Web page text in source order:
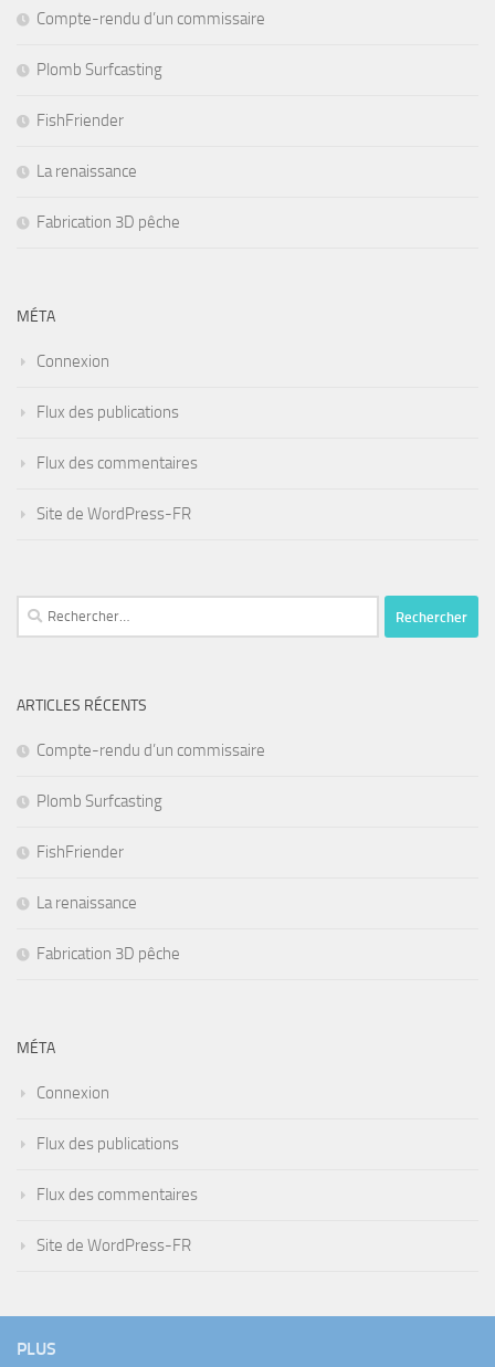
Compte-rendu d’un commissaire
Plomb Surfcasting
FishFriender
La renaissance
Fabrication 3D pêche
MÉTA
Connexion
Flux des publications
Flux des commentaires
Site de WordPress-FR
Rechercher :
ARTICLES RÉCENTS
Compte-rendu d’un commissaire
Plomb Surfcasting
FishFriender
La renaissance
Fabrication 3D pêche
MÉTA
Connexion
Flux des publications
Flux des commentaires
Site de WordPress-FR
PLUS